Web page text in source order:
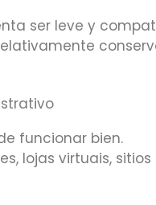
ser leve y
funcionar bien.
lojas virtuais,